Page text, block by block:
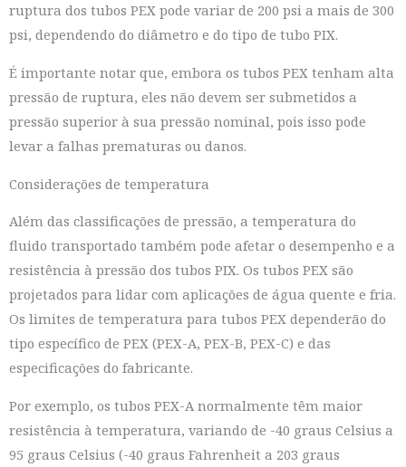
ruptura dos tubos PEX pode variar de 200 psi a mais de 300
psi, dependendo do diâmetro e do tipo de tubo PIX.
É importante notar que, embora os tubos PEX tenham alta
pressão de ruptura, eles não devem ser submetidos a
pressão superior à sua pressão nominal, pois isso pode
levar a falhas prematuras ou danos.
Considerações de temperatura
Além das classificações de pressão, a temperatura do
fluido transportado também pode afetar o desempenho e a
resistência à pressão dos tubos PIX. Os tubos PEX são
projetados para lidar com aplicações de água quente e fria.
Os limites de temperatura para tubos PEX dependerão do
tipo específico de PEX (PEX-A, PEX-B, PEX-C) e das
especificações do fabricante.
Por exemplo, os tubos PEX-A normalmente têm maior
resistência à temperatura, variando de -40 graus Celsius a
95 graus Celsius (-40 graus Fahrenheit a 203 graus